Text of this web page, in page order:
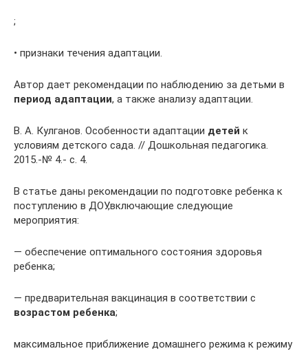
;
• признаки течения адаптации.
Автор дает рекомендации по наблюдению за детьми в
период адаптации, а также анализу адаптации.
В. А. Кулганов. Особенности адаптации детей к
условиям детского сада. // Дошкольная педагогика.
2015.-№ 4.- с. 4.
В статье даны рекомендации по подготовке ребенка к
поступлению в ДОУ,включающие следующие
мероприятия:
— обеспечение оптимального состояния здоровья
ребенка;
— предварительная вакцинация в соответствии с
возрастом ребенка;
максимальное приближение домашнего режима к режиму